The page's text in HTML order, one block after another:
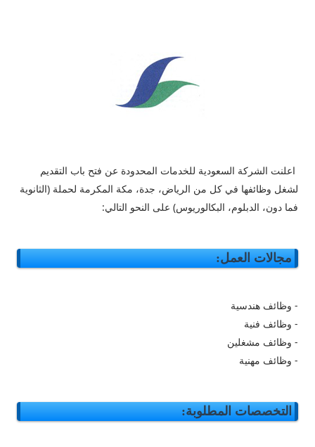
اعلنت الشركة السعودية للخدمات المحدودة عن فتح باب التقديم
لشغل وظائفها في كل من الرياض، جدة، مكة المكرمة لحملة (الثانوية
فما دون، الدبلوم، البكالوريوس) على النحو التالي:
مجالات العمل:
- وظائف هندسية
- وظائف فنية
- وظائف مشغلين
- وظائف مهنية
التخصصات المطلوبة: